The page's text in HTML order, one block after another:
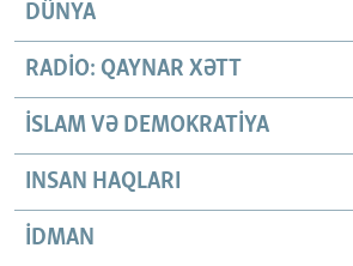
DÜNYA
RADIO: QAYNAR XƏTT
İSLAM VƏ DEMOKRATIYA
INSAN HAQLARI
İDMAN